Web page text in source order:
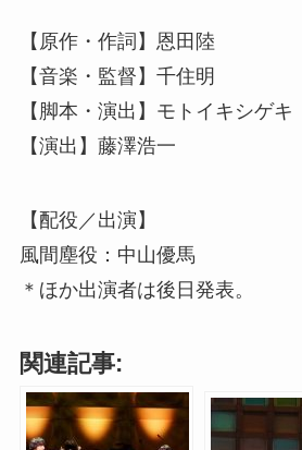
【原作・作詞】恩田陸
【音楽・監督】千住明
【脚本・演出】モトイキシゲキ
【演出】藤澤浩一
【配役／出演】
風間塵役：中山優馬
＊ほか出演者は後日発表。
関連記事: